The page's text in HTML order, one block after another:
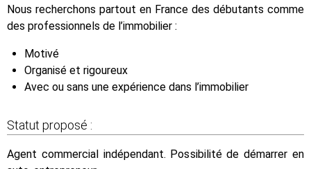
Nous recherchons partout en France des débutants comme
des professionnels de l’immobilier :
Motivé
Organisé et rigoureux
Avec ou sans une expérience dans l’immobilier
Statut proposé :
Agent commercial indépendant. Possibilité de démarrer en